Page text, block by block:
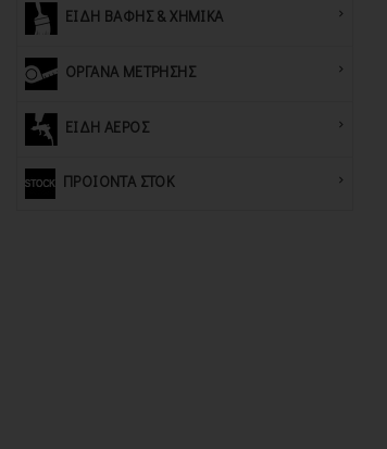
ΕΙΔΗ ΒΑΦΗΣ & ΧΗΜΙΚΑ
ΟΡΓΑΝΑ ΜΕΤΡΗΣΗΣ
ΕΙΔΗ ΑΕΡΟΣ
ΠΡΟΙΟΝΤΑ ΣΤΟΚ